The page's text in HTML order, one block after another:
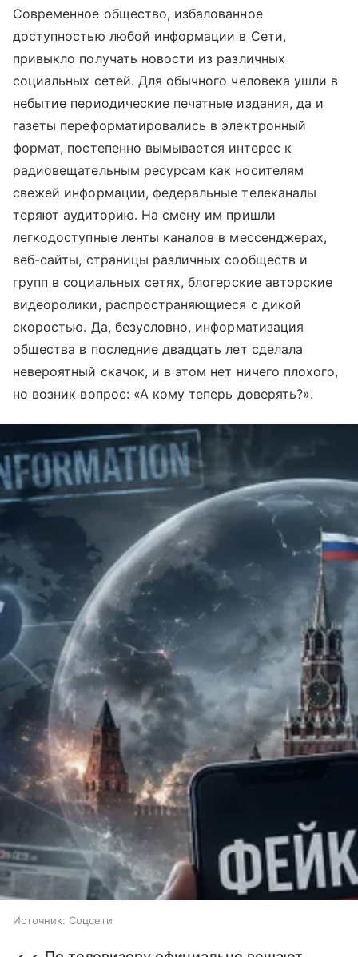
Современное общество, избалованное
доступностью любой информации в Сети,
привыкло получать новости из различных
социальных сетей. Для обычного человека ушли в
небытие периодические печатные издания, да и
газеты переформатировались в электронный
формат, постепенно вымывается интерес к
радиовещательным ресурсам как носителям
свежей информации, федеральные телеканалы
теряют аудиторию. На смену им пришли
легкодоступные ленты каналов в мессенджерах,
веб-сайты, страницы различных сообществ и
групп в социальных сетях, блогерские авторские
видеоролики, распространяющиеся с дикой
скоростью. Да, безусловно, информатизация
общества в последние двадцать лет сделала
невероятный скачок, и в этом нет ничего плохого,
но возник вопрос: «А кому теперь доверять?».
Источник: Соцсети